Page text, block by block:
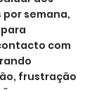
por semana,
com
frustração